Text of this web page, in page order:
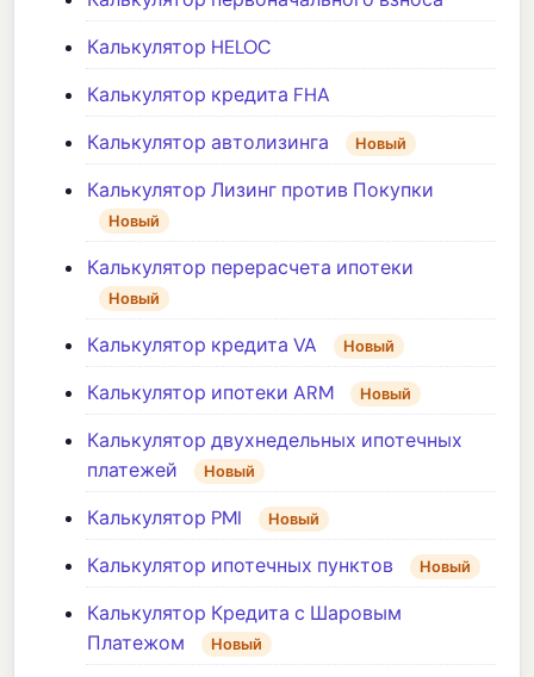
Калькулятор HELOC
Калькулятор кредита FHA
Калькулятор автолизинга
Новый
Калькулятор Лизинг против Покупки
Новый
Калькулятор перерасчета ипотеки
Новый
Калькулятор кредита VA Новый
Калькулятор ипотеки ARM Новый
Калькулятор двухнедельных ипотечных
платежей
Новый
Калькулятор PMI Новый
Калькулятор ипотечных пунктов Новый
Калькулятор Кредита с Шаровым
Платежом
Новый